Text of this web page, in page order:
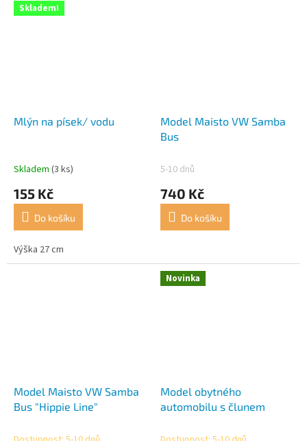
Skladem!
Mlýn na písek/ vodu
Skladem (3 ks)
155 Kč
Do košíku
Výška 27 cm
Model Maisto VW Samba
Bus
5-10 dnů
740 Kč
Do košíku
Model Maisto VW Samba
Bus "Hippie Line"
Novinka
Model obytného
automobilu s člunem